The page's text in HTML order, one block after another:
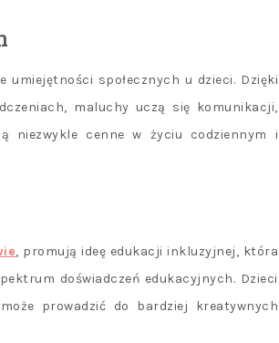
społecznych u dzieci. Dzięki
maluchy uczą się komunikacji,
niezwykle cenne w życiu codziennym i
, promują ideę edukacji inkluzyjnej, która
doświadczeń edukacyjnych. Dzieci
prowadzić do bardziej kreatywnych